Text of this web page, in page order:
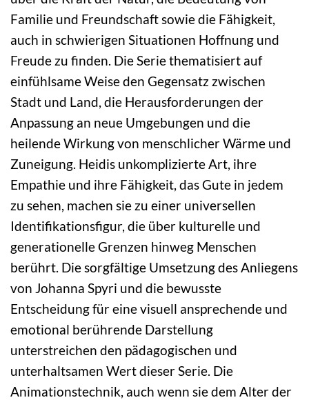
Familie und Freundschaft sowie die Fähigkeit,
auch in schwierigen Situationen Hoffnung und
Freude zu finden. Die Serie thematisiert auf
einfühlsame Weise den Gegensatz zwischen
Stadt und Land, die Herausforderungen der
Anpassung an neue Umgebungen und die
heilende Wirkung von menschlicher Wärme und
Zuneigung. Heidis unkomplizierte Art, ihre
Empathie und ihre Fähigkeit, das Gute in jedem
zu sehen, machen sie zu einer universellen
Identifikationsfigur, die über kulturelle und
generationelle Grenzen hinweg Menschen
berührt. Die sorgfältige Umsetzung des Anliegens
von Johanna Spyri und die bewusste
Entscheidung für eine visuell ansprechende und
emotional berührende Darstellung
unterstreichen den pädagogischen und
unterhaltsamen Wert dieser Serie. Die
Animationstechnik, auch wenn sie dem Alter der